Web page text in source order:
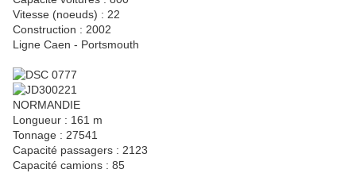
Vitesse (noeuds) : 22
Construction : 2002
Ligne Caen - Portsmouth
NORMANDIE
Longueur : 161 m
Tonnage : 27541
Capacité passagers : 2123
Capacité camions : 85